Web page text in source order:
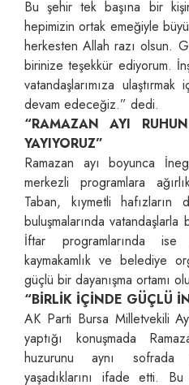
Bu şehir tek başına bir
hepimizin ortak emeğiyle
herkesten Allah razı olsun.
birinize teşekkür ediyorum.
vatandaşlarımıza
devam edeceğiz.” dedi.
“RAMAZAN AYI
YAYIYORUZ”
Ramazan ayı boyunca
merkezli programlara
Taban, kıymetli
buluşmalarında
İftar programlarında ise
kaymakamlık ve belediye
güçlü bir dayanışma ortamı
“BİRLİK İÇİNDE GÜÇLÜ
AK Parti Bursa Milletvekili
yaptığı konuşmada
huzurunu aynı sofrada
yaşadıklarını ifade etti.